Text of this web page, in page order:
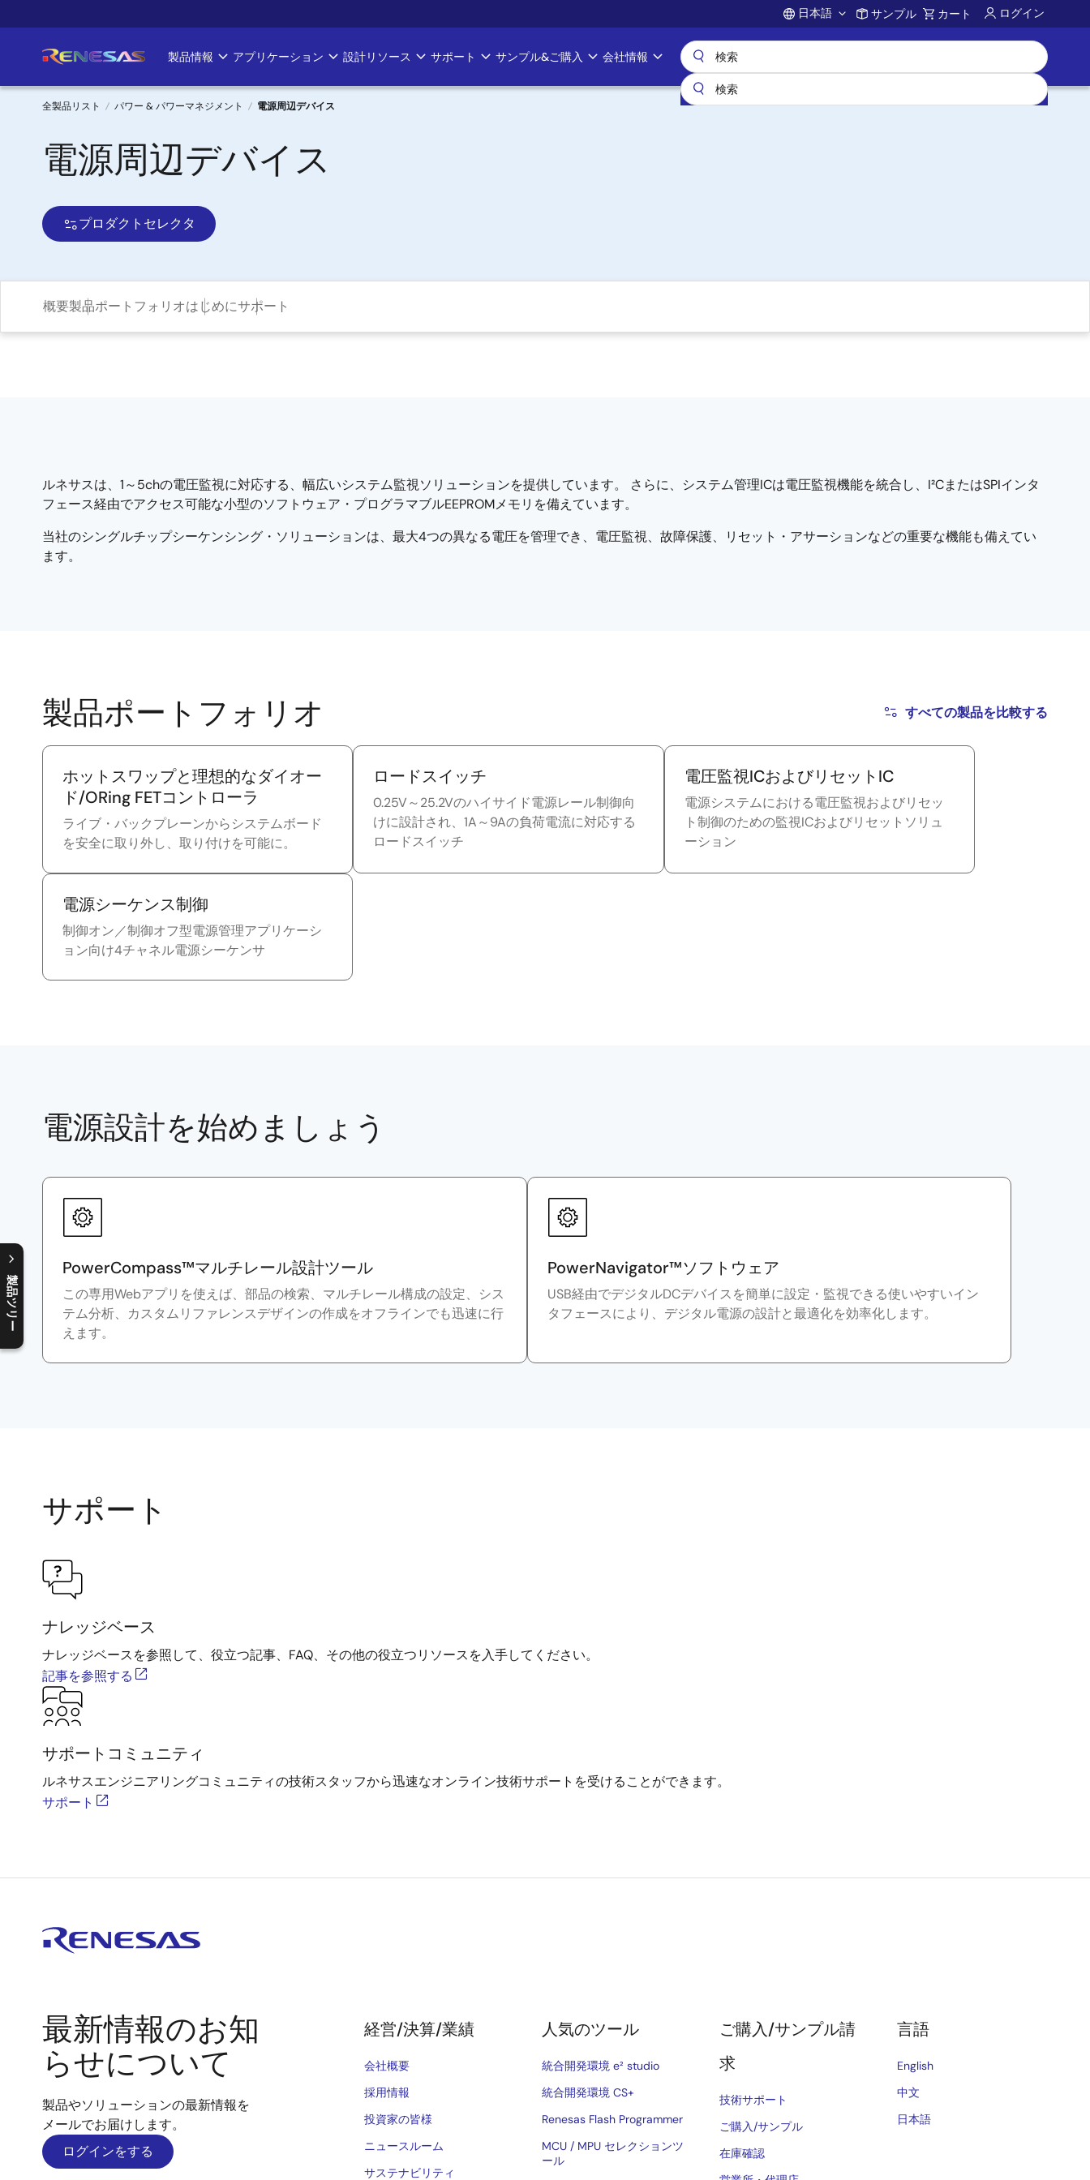
イ
ン
Account
日本語 サンプル カート ログイン
Main
navigation
製品情報 アプリケーション 設計リソース サポート サンプル&ご購入 会社情報
パ
ン
く
ず
全製品リスト パワー & パワーマネジメント 電源周辺デバイス
電源周辺デバイス
プロダクトセレクタ
概要製品ポートフォリオはじめにサポート
製品ツリー
C
l
o
s
e
p
r
o
d
u
c
t
t
r
e
e
m
e
n
O
p
e
n
p
r
o
d
u
c
t
t
r
e
e
m
e
n
ルネサスは、1～5chの電圧監視に対応する、幅広いシステム監視ソリューションを提供しています。 さらに、システム管理ICは電圧監視機能を統合し、I²CまたはSPIインタ
フェース経由でアクセス可能な小型のソフトウェア・プログラマブルEEPROMメモリを備えています。
当社のシングルチップシーケンシング・ソリューションは、最大4つの異なる電圧を管理でき、電圧監視、故障保護、リセット・アサーションなどの重要な機能も備えてい
ます。
すべての製品を比較する
製品ポートフォリオ
ホットスワップと理想的なダイオー
ド/ORing FETコントローラ
ライブ・バックプレーンからシステムボード
を安全に取り外し、取り付けを可能に。
ロードスイッチ
0.25V～25.2Vのハイサイド電源レール制御向
けに設計され、1A～9Aの負荷電流に対応する
ロードスイッチ
電圧監視ICおよびリセットIC
電源システムにおける電圧監視およびリセッ
ト制御のための監視ICおよびリセットソリュ
ーション
電源シーケンス制御
制御オン／制御オフ型電源管理アプリケーシ
ョン向け4チャネル電源シーケンサ
電源設計を始めましょう
PowerCompass™マルチレール設計ツール
この専用Webアプリを使えば、部品の検索、マルチレール構成の設定、シス
テム分析、カスタムリファレンスデザインの作成をオフラインでも迅速に行
えます。
PowerNavigator™ソフトウェア
USB経由でデジタルDCデバイスを簡単に設定・監視できる使いやすいイン
タフェースにより、デジタル電源の設計と最適化を効率化します。
サポート
ナレッジベース
ナレッジベースを参照して、役立つ記事、FAQ、その他の役立つリソースを入手してください。
記事を参照する
サポートコミュニティ
ルネサスエンジニアリングコミュニティの技術スタッフから迅速なオンライン技術サポートを受けることができます。
サポート
最新情報のお知
らせについて
製品やソリューションの最新情報を
メールでお届けします。
ログインをする
経営/決算/業績
会社概要
採用情報
投資家の皆様
ニュースルーム
サステナビリティ
人気のツール
統合開発環境 e² studio
統合開発環境 CS+
Renesas Flash Programmer
MCU / MPU セレクションツ
ール
ご購入/サンプル請
求
技術サポート
ご購入/サンプル
在庫確認
言語
English
中文
日本語